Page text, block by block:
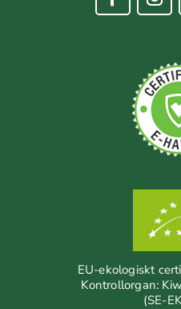
EU-ekologiskt
Kontrollorgan:
(SE-